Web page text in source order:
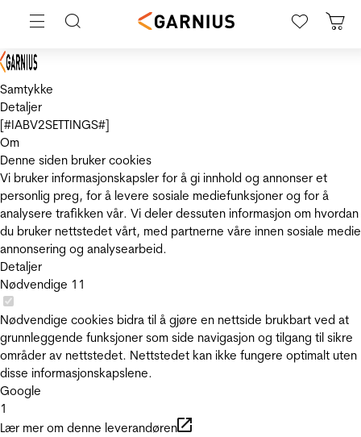
Samtykke
Detaljer
[#IABV2SETTINGS#]
Om
Denne siden bruker cookies
Vi bruker informasjonskapsler for å gi innhold og annonser et
personlig preg, for å levere sosiale mediefunksjoner og for å
analysere trafikken vår. Vi deler dessuten informasjon om hvordan
du bruker nettstedet vårt, med partnerne våre innen sosiale
annonsering og analysearbeid.
Detaljer
Nødvendige 11
Nødvendige cookies bidra til å gjøre en nettside brukbart ved at
grunnleggende funksjoner som side navigasjon og tilgang til sikre
områder av nettstedet. Nettstedet kan ikke fungere optimalt uten
disse informasjonskapslene.
Google
1
Lær mer om denne leverandøren